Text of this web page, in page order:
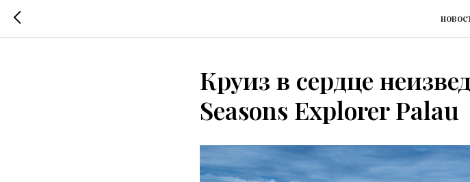
Круиз в сердце
Seasons Explorer Palau